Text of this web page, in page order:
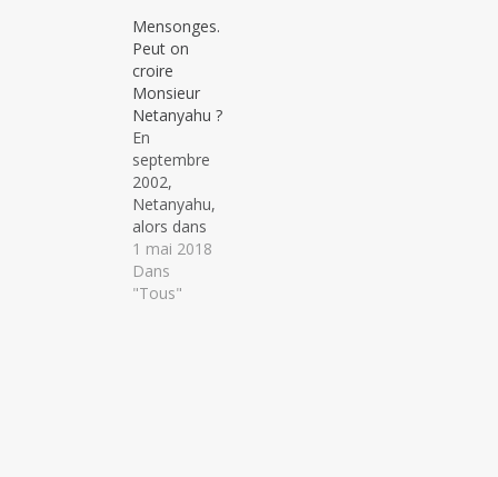
Mensonges.
Peut on
croire
Monsieur
Netanyahu ?
En
septembre
2002,
Netanyahu,
alors dans
l'opposition,
est envoyé
aux États
1 mai 2018
Dans
"Tous"